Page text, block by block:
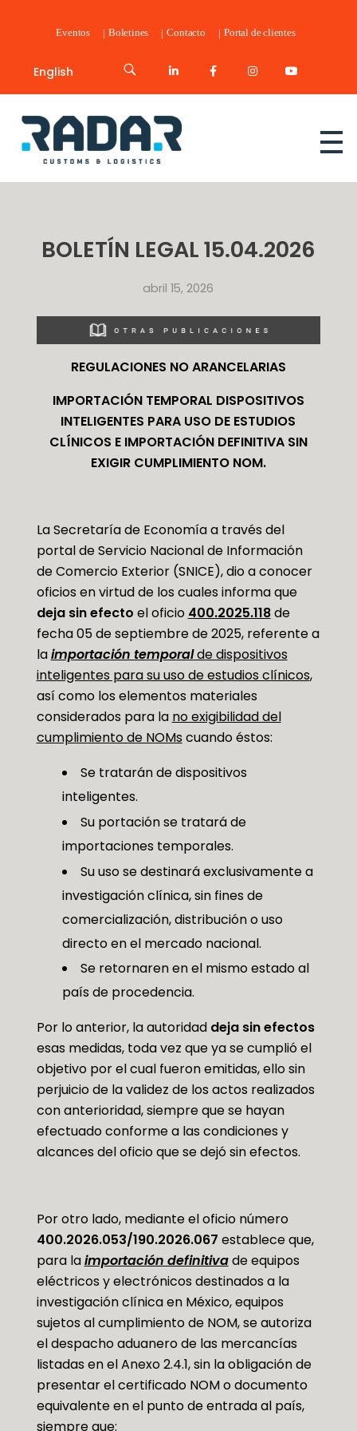
Eventos Boletines Contacto Portal de clientes
English
Radar Customs & Logistics
BOLETÍN LEGAL 15.04.2026
abril 15, 2026
REGULACIONES NO ARANCELARIAS
IMPORTACIÓN TEMPORAL DISPOSITIVOS
INTELIGENTES PARA USO DE ESTUDIOS
CLÍNICOS E IMPORTACIÓN DEFINITIVA SIN
EXIGIR CUMPLIMIENTO NOM.
La Secretaría de Economía a través del
portal de Servicio Nacional de Información
de Comercio Exterior (SNICE), dio a conocer
oficios en virtud de los cuales informa que
deja sin efecto el oficio 400.2025.118de
fecha 05 de septiembre de 2025, referente a
laimportación temporalde dispositivos
inteligentes para su uso de estudios clínicos,
así como los elementos materiales
considerados para la no exigibilidad del
cumplimiento de NOMs cuando éstos:
Se tratarán de dispositivos
inteligentes.
Su portación se tratará de
importaciones temporales.
Su uso se destinará exclusivamente a
investigación clínica, sin fines de
comercialización, distribución o uso
directo en el mercado nacional.
Se retornaren en el mismo estado al
país de procedencia.
Por lo anterior, la autoridad deja sin efectos
esas medidas, toda vez que ya se cumplió el
objetivo por el cual fueron emitidas, ello sin
perjuicio de la validez de los actos realizados
con anterioridad, siempre que se hayan
efectuado conforme a las condiciones y
alcances del oficio que se dejó sin efectos.
Por otro lado, mediante el oficio número
400.2026.053/190.2026.067 establece que,
para laimportación definitivade equipos
eléctricos y electrónicos destinados a la
investigación clínica en México, equipos
sujetos al cumplimiento de NOM, se autoriza
el despacho aduanero de las mercancías
listadas en el Anexo 2.4.1, sin la obligación de
presentar el certificado NOM o documento
equivalente en el punto de entrada al país,
siempre que: